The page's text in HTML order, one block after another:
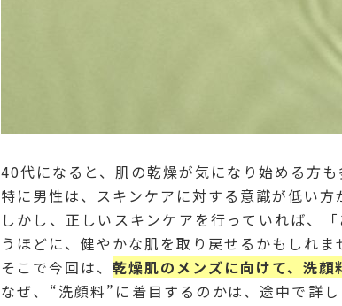
40代になると、肌の乾燥が気になり始める方も
特に男性は、スキンケアに対する意識が低い方
しかし、正しいスキンケアを行っていれば、
うほどに、健やかな肌を取り戻せるかもしれま
そこで今回は、 乾燥肌のメンズに向けて、洗顔
なぜ、“洗顔料”に着目するのかは、途中で詳